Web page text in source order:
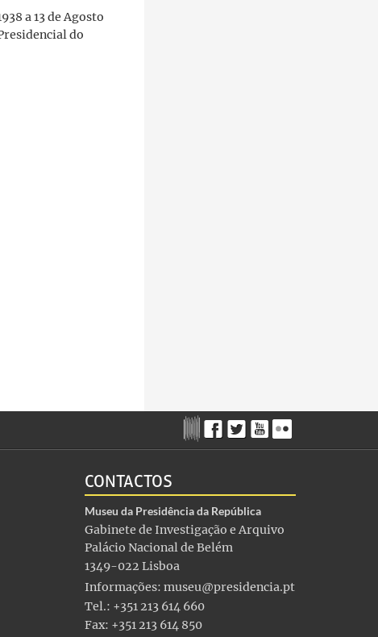
a 13 de Agosto
do
CONTACTOS
Museu da Presidência da República
Gabinete de Investigação e Arquivo
Palácio Nacional de Belém
1349-022 Lisboa
Informações: museu@presidencia.pt
Tel.: +351 213 614 660
Fax: +351 213 614 850